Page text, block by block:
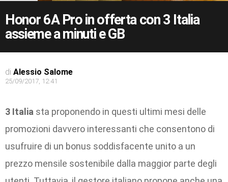
Honor 6A Pro in offerta con 3 Italia
assieme a minuti e GB
di Alessio Salome
25/09/2017, 12:41
3 Italia sta proponendo in questi ultimi mesi delle
promozioni davvero interessanti che consentono di
usufruire di un bonus soddisfacente unito a un
prezzo mensile sostenibile dalla maggior parte degli